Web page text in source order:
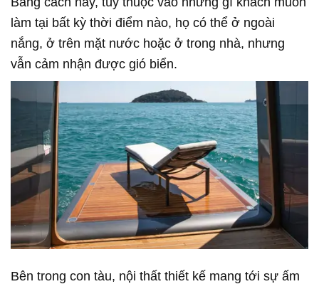
làm tại bất kỳ thời điểm nào, họ có thể ở ngoài
nắng, ở trên mặt nước hoặc ở trong nhà, nhưng
vẫn cảm nhận được gió biển.
Bên trong con tàu, nội thất thiết kế mang tới sự ấm